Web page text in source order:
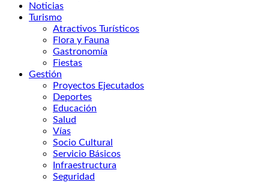
Noticias
Turismo
Atractivos Turísticos
Flora y Fauna
Gastronomía
Fiestas
Gestión
Proyectos Ejecutados
Deportes
Educación
Salud
Vías
Socio Cultural
Servicio Básicos
Infraestructura
Seguridad